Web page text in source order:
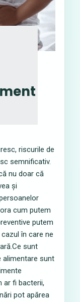
riscurile de
semnificativ.
nu doar că
și
cum putem
putem
în care ne
sunt
alimentare sunt
ar fi bacterii,
pot apărea